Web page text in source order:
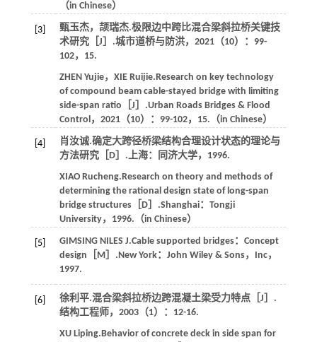
（in Chinese）
[3]
甄玉杰，颉瑞杰.极限边中跨比混合梁斜拉桥关键技
术研究［J］.城市道桥与防洪，2021（10）：99-
102，15.
ZHEN Yujie，XIE Ruijie.Research on key technology
of compound beam cable-stayed bridge with limiting
side-span ratio［J］.Urban Roads Bridges & Flood
Control，2021（10）：99-102，15.（in Chinese）
[4]
肖汝诚.确定大跨径桥梁结构合理设计状态的理论与
方法研究［D］.上海：同济大学，1996.
XIAO Rucheng.Research on theory and methods of
determining the rational design state of long-span
bridge structures［D］.Shanghai：Tongji
University，1996.（in Chinese）
[5]
GIMSING NILES J.Cable supported bridges：Concept
design［M］.New York：John Wiley & Sons，Inc，
1997.
[6]
徐利平.混合梁斜拉桥边跨混凝土梁受力特点［J］.
结构工程师，2003（1）：12-16.
XU Liping.Behavior of concrete deck in side span for